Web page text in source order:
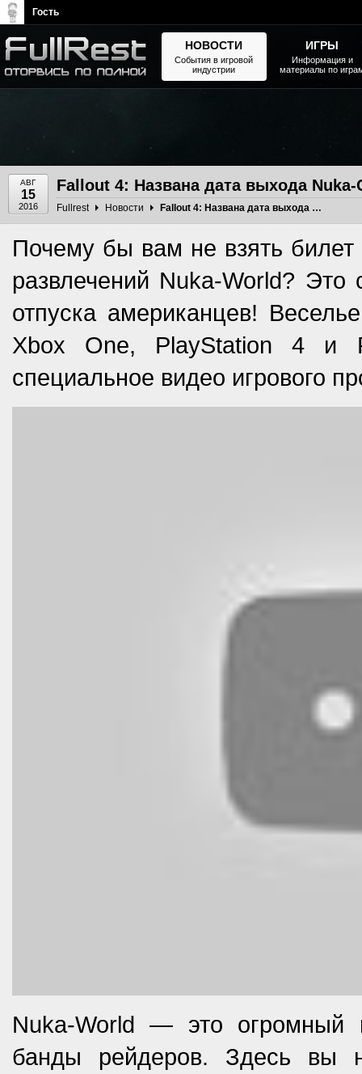
АВГ
15
2016
Fallout 4: Названа дата выхода Nuka-
Fullrest Новости Fallout 4: Названа дата выхода Nuka-Cola World
Почему бы вам не взять билет
развлечений Nuka-World?
отпуска американцев!
Xbox One, PlayStation 4 и
специальное видео игрового
Nuka-World — это огромный
банды рейдеров. Здесь вы
НОВОСТИ
События в игровой
индустрии
ИГРЫ
Информация и
материалы по
Гость